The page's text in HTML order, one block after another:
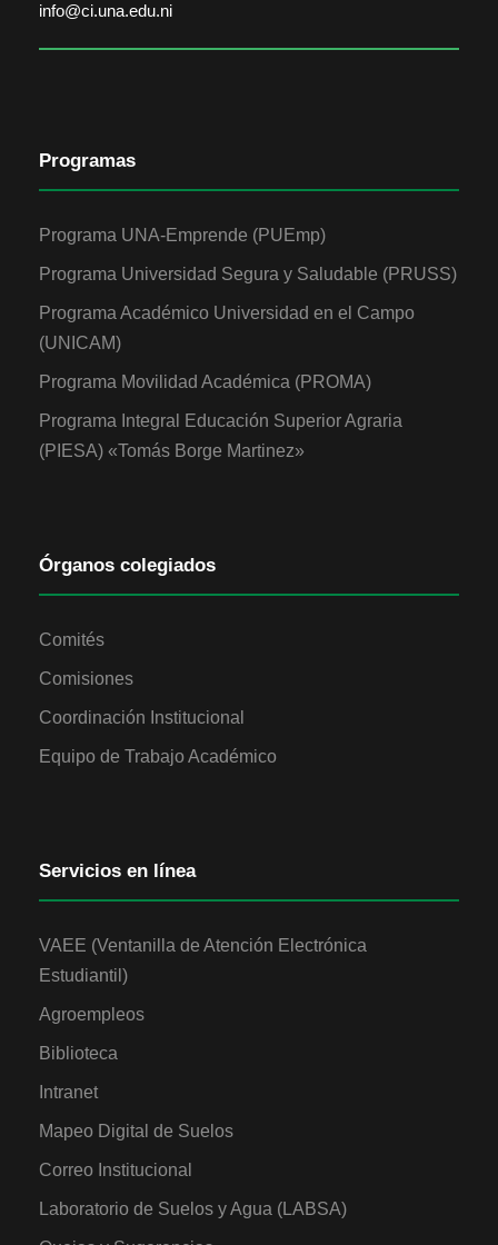
info@ci.una.edu.ni
Programas
Programa UNA-Emprende (PUEmp)
Programa Universidad Segura y Saludable (PRUSS)
Programa Académico Universidad en el Campo
(UNICAM)
Programa Movilidad Académica (PROMA)
Programa Integral Educación Superior Agraria
(PIESA) «Tomás Borge Martinez»
Órganos colegiados
Comités
Comisiones
Coordinación Institucional
Equipo de Trabajo Académico
Servicios en línea
VAEE (Ventanilla de Atención Electrónica
Estudiantil)
Agroempleos
Biblioteca
Intranet
Mapeo Digital de Suelos
Correo Institucional
Laboratorio de Suelos y Agua (LABSA)